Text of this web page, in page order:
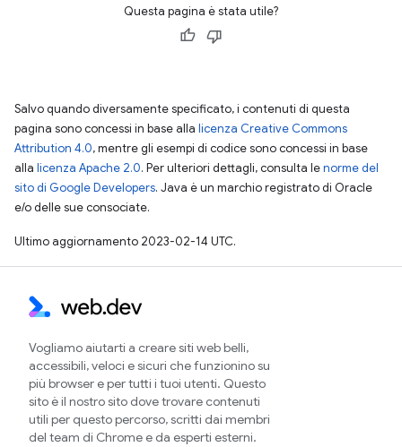
Questa pagina è stata utile?
Salvo quando diversamente specificato, i contenuti di questa
pagina sono concessi in base alla licenza Creative Commons
Attribution 4.0, mentre gli esempi di codice sono concessi in base
alla licenza Apache 2.0. Per ulteriori dettagli, consulta lenorme del
sito di Google Developers. Java è un marchio registrato di Oracle
e/o delle sue consociate.
Ultimo aggiornamento 2023-02-14 UTC.
Vogliamo aiutarti a creare siti web belli,
accessibili, veloci e sicuri che funzionino su
più browser e per tutti i tuoi utenti. Questo
sito è il nostro sito dove trovare contenuti
utili per questo percorso, scritti dai membri
del team di Chrome e da esperti esterni.